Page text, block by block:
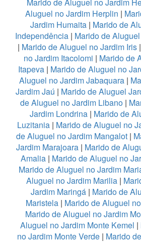
Aluguel no Jardim Herplin |
Jardim Humaita | Marido de
Independência | Marido de
| Marido de Aluguel no Jardim Iris|
no Jardim Itacolomi | Marido de
Itapeva | Marido de Aluguel no
Aluguel no Jardim Jabaquara|
Jardim Jaú | Marido de Aluguel
de Aluguel no Jardim Libano |
Jardim Londrina| Marido de
Luzitania| Marido de Aluguel no
de Aluguel no Jardim Mangalot|
Jardim Marajoara | Marido de
Amalia| Marido de Aluguel no
Marido de Aluguel no Jardim
Aluguel no Jardim Marilia|
Jardim Maringá | Marido de
Maristela | Marido de Aluguel
Marido de Aluguel no Jardim
Aluguel no Jardim Monte Kemel |
no Jardim Monte Verde | Marido